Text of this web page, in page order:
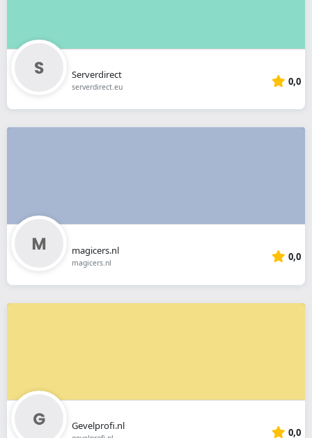
Serverdirect
serverdirect.eu 0,0
magicers.nl
magicers.nl 0,0
Gevelprofi.nl
0,0